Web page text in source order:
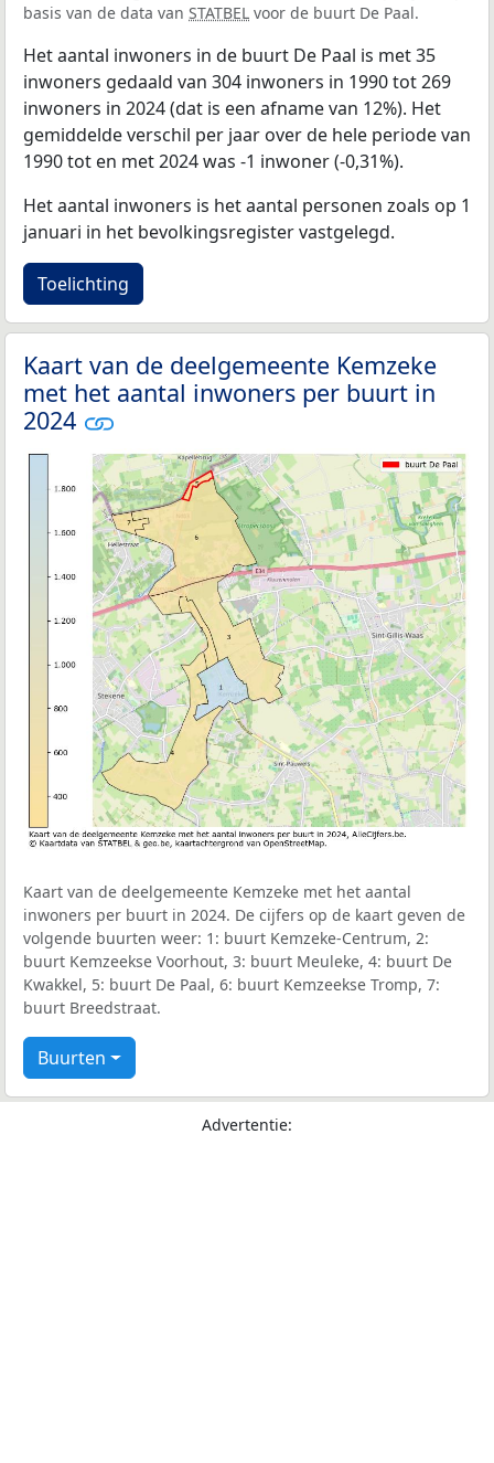
basis van de data van STATBEL voor de buurt De Paal.
Het aantal inwoners in de buurt De Paal is met 35
inwoners gedaald van 304 inwoners in 1990 tot 269
inwoners in 2024 (dat is een afname van 12%). Het
gemiddelde verschil per jaar over de hele periode van
1990 tot en met 2024 was -1 inwoner (-0,31%).
Het aantal inwoners is het aantal personen zoals op 1
januari in het bevolkingsregister vastgelegd.
Toelichting
Kaart van de deelgemeente Kemzeke
met het aantal inwoners per buurt in
2024
Kaart van de deelgemeente Kemzeke met het aantal
inwoners per buurt in 2024. De cijfers op de kaart geven de
volgende buurten weer: 1: buurt Kemzeke-Centrum, 2:
buurt Kemzeekse Voorhout, 3: buurt Meuleke, 4: buurt De
Kwakkel, 5: buurt De Paal, 6: buurt Kemzeekse Tromp, 7:
buurt Breedstraat.
Buurten
Advertentie: